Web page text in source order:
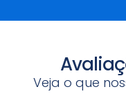
Veja o que